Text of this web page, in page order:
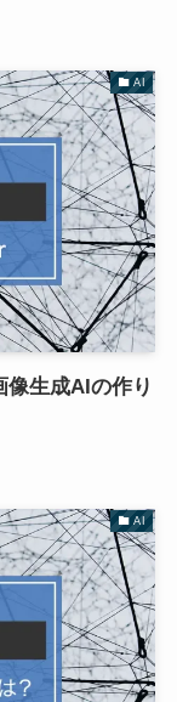
AI
像生成AIの作り
AI